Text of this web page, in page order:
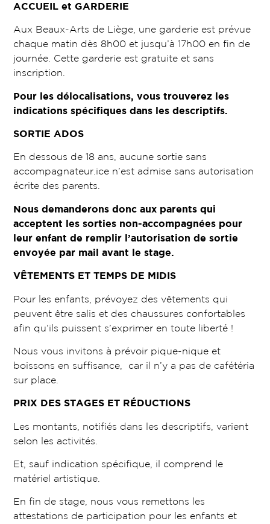
ACCUEIL et GARDERIE
Aux Beaux-Arts de Liège, une garderie est prévue
chaque matin dès 8h00 et jusqu’à 17h00 en fin de
journée. Cette garderie est gratuite et sans
inscription.
Pour les délocalisations, vous trouverez les
indications spécifiques dans les descriptifs.
SORTIE ADOS
En dessous de 18 ans, aucune sortie sans
accompagnateur.ice n’est admise sans autorisation
écrite des parents.
Nous demanderons donc aux parents qui
acceptent les sorties non-accompagnées pour
leur enfant de remplir l’autorisation de sortie
envoyée par mail avant le stage.
VÊTEMENTS ET TEMPS DE MIDIS
Pour les enfants, prévoyez des vêtements qui
peuvent être salis et des chaussures confortables
afin qu’ils puissent s’exprimer en toute liberté !
Nous vous invitons à prévoir pique-nique et
boissons en suffisance, car il n’y a pas de cafétéria
sur place.
PRIX DES STAGES ET RÉDUCTIONS
Les montants, notifiés dans les descriptifs, varient
selon les activités.
Et, sauf indication spécifique, il comprend le
matériel artistique.
En fin de stage, nous vous remettons les
attestations de participation pour les enfants et